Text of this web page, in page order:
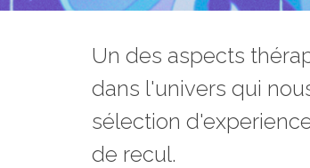
Un des aspects
dans l'univers qui
sélection d
de recul.